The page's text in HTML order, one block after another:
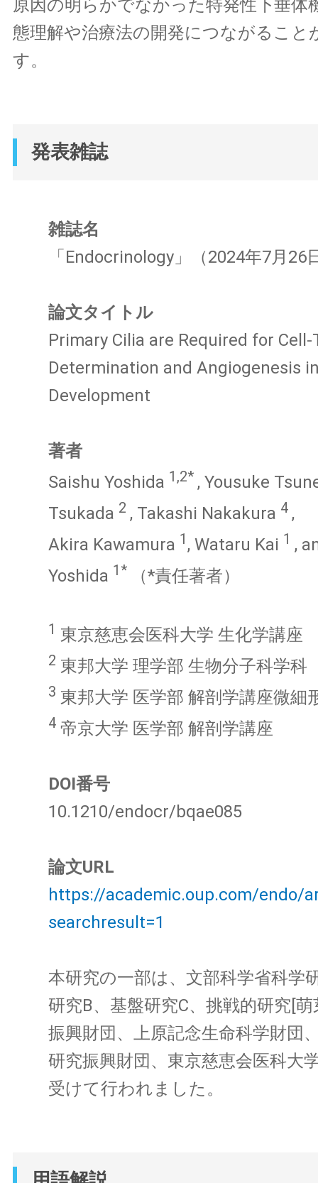
原因の明らかでなかった特発性下垂体
態理解や治療法の開発につながること
す。
発表雑誌
雑誌名
「Endocrinology」（2024年7月26
論文タイトル
Primary Cilia are Required for Cell-
Determination and Angiogenesis
Development
著者
Saishu Yoshida 1,2* , Yousuke
Tsukada 2 , Takashi Nakakura 4 ,
Akira Kawamura 1 , Wataru Kai 1 ,
Yoshida 1* （*責任著者）
1 東京慈恵会医科大学 生化学講座
2 東邦大学 理学部 生物分子科学科
3 東邦大学 医学部 解剖学講座微細
4帝京大学 医学部 解剖学講座
DOI番号
10.1210/endocr/bqae085
論文URL
https://academic.oup.com/endo/
searchresult=1
本研究の一部は、文部科学省科学
研究B、基盤研究C、挑戦的研究[
振興財団、上原記念生命科学財団
研究振興財団、東京慈恵会医科大
受けて行われました。